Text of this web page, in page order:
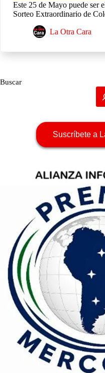
Este 25 de Mayo puede ser
Sorteo Extraordinario de
La Otra Cara
Buscar
Suscríbete a